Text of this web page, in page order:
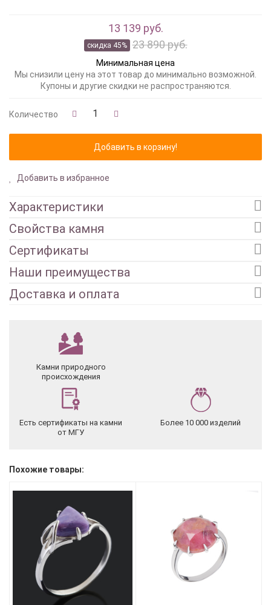
13 139 руб.
скидка 45% 23 890 руб.
Минимальная цена
Мы снизили цену на этот товар до минимально возможной.
Купоны и другие скидки не распространяются.
Количество
Добавить в избранное
Характеристики
Свойства камня
Сертификаты
Наши преимущества
Доставка и оплата
Камни природного
происхождения
Есть сертификаты на камни
от МГУ
Более 10 000 изделий
Похожие товары: